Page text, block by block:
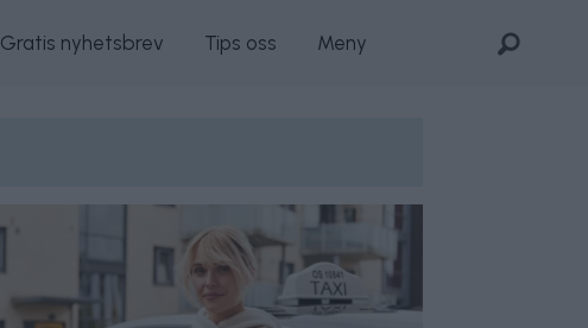
Gratis nyhetsbrev Tips oss Meny